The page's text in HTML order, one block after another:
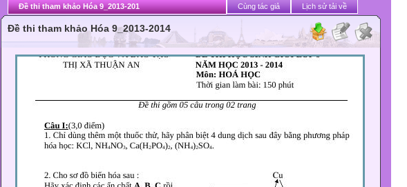
Đề thi tham khảo Hóa 9_2013-201 Cùng tác giả Lịch sử tải về
Đề thi tham khảo Hóa 9_2013-2014